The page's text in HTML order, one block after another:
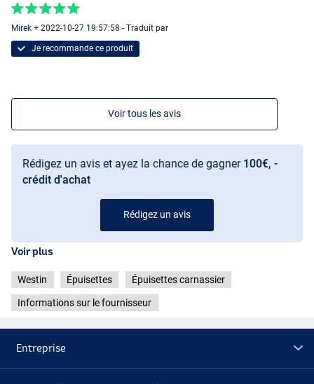
Mirek + 2022-10-27 19:57:58 - Traduit par
Je recommande ce produit
Voir tous les avis
Rédigez un avis et ayez la chance de gagner 100€, -
crédit d'achat
Rédigez un avis
Voir plus
Westin Épuisettes Épuisettes carnassier
Informations sur le fournisseur
Entreprise